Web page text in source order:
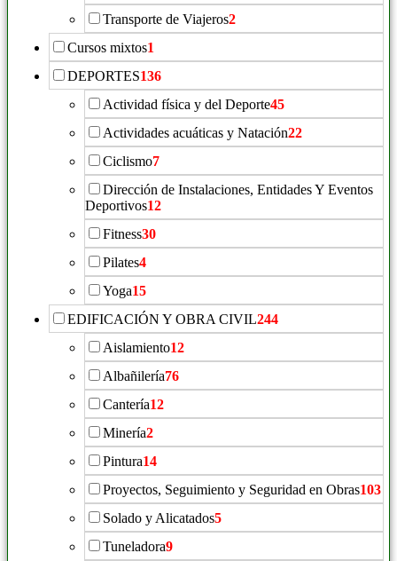
Transporte de Viajeros2
Cursos mixtos1
DEPORTES136
Actividad física y del Deporte45
Actividades acuáticas y Natación22
Ciclismo7
Dirección de Instalaciones, Entidades Y Eventos
Deportivos12
Fitness30
Pilates4
Yoga15
EDIFICACIÓN Y OBRA CIVIL244
Aislamiento12
Albañilería76
Cantería12
Minería2
Pintura14
Proyectos, Seguimiento y Seguridad en Obras103
Solado y Alicatados5
Tuneladora9